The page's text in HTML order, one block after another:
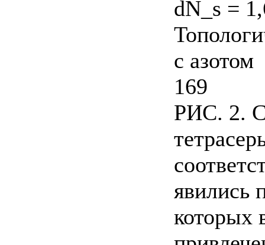
dN_s =
с азотом
169
РИС. 2.
явились
которых